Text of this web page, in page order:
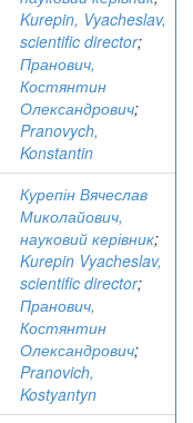
Kurepin, Vyacheslav,
scientific director;
Пранович,
Костянтин
Олександрович;
Pranovych,
Konstantin
Курепін Вячеслав
Миколайович,
науковий керівник;
Kurepin Vyacheslav,
scientific director;
Пранович,
Костянтин
Олександрович;
Pranovich,
Kostyantyn